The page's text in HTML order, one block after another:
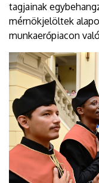
tagjainak
mérnökjelöltek
munkaerőpiacon